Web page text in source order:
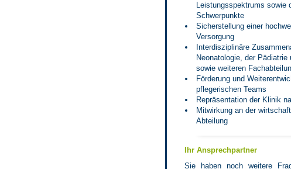
Leistungsspektrums sowie
Schwerpunkte
Sicherstellung einer
Versorgung
Interdisziplinäre
Neonatologie, der
sowie weiteren
Förderung und
pflegerischen Teams
Repräsentation der Klinik
Mitwirkung an der
Abteilung
Ihr Ansprechpartner
Sie haben noch weitere